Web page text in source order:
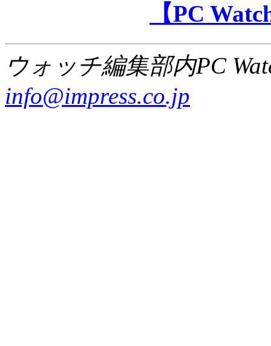
【PC
ウォッチ編集部内PC
info@impress.co.jp